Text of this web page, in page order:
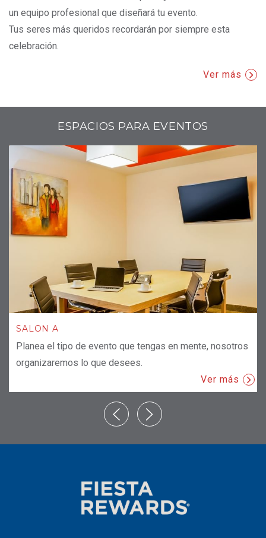
un equipo profesional que diseñará tu evento.
Tus seres más queridos recordarán por siempre esta
celebración.
Ver más
ESPACIOS PARA EVENTOS
SALON A
Planea el tipo de evento que tengas en mente, nosotros
organizaremos lo que desees.
Ver más